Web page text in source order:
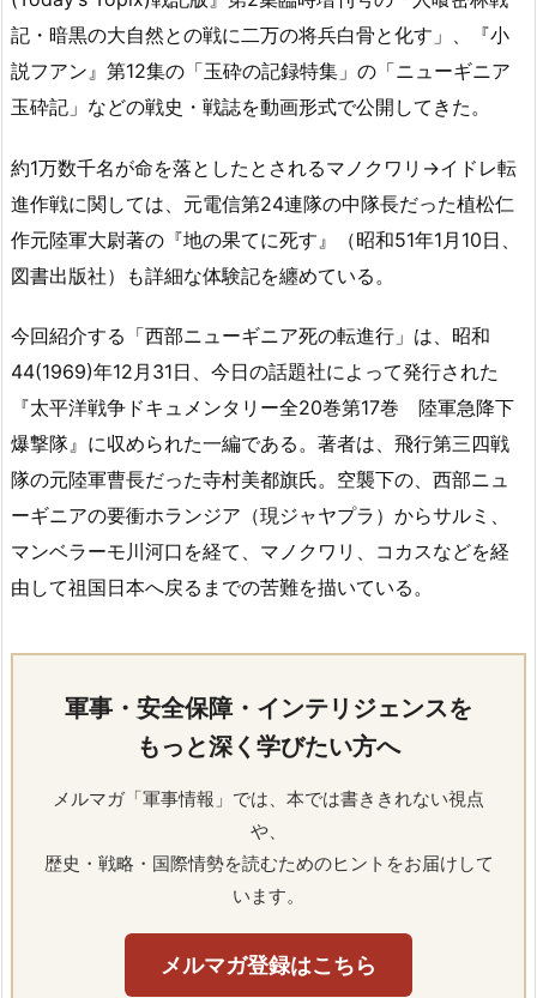
記・暗黒の大自然との戦に二万の将兵白骨と化す」、『小
説フアン』第12集の「玉砕の記録特集」の「ニューギニア
玉砕記」などの戦史・戦誌を動画形式で公開してきた。
約1万数千名が命を落としたとされるマノクワリ→イドレ転
進作戦に関しては、元電信第24連隊の中隊長だった植松仁
作元陸軍大尉著の『地の果てに死す』（昭和51年1月10日、
図書出版社）も詳細な体験記を纏めている。
今回紹介する「西部ニューギニア死の転進行」は、昭和
44(1969)年12月31日、今日の話題社によって発行された
『太平洋戦争ドキュメンタリー全20巻第17巻 陸軍急降下
爆撃隊』に収められた一編である。著者は、飛行第三四戦
隊の元陸軍曹長だった寺村美都旗氏。空襲下の、西部ニュ
ーギニアの要衝ホランジア（現ジャヤプラ）からサルミ、
マンベラーモ川河口を経て、マノクワリ、コカスなどを経
由して祖国日本へ戻るまでの苦難を描いている。
軍事・安全保障・インテリジェンスを
もっと深く学びたい方へ
メルマガ「軍事情報」では、本では書ききれない視点
や、
歴史・戦略・国際情勢を読むためのヒントをお届けして
います。
メルマガ登録はこちら